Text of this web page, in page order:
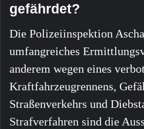
gefährdet?
Die Polizeiinspektion
umfangreiches
anderem wegen eines
Kraftfahrzeugrennens,
Straßenverkehrs und
Strafverfahren sind die